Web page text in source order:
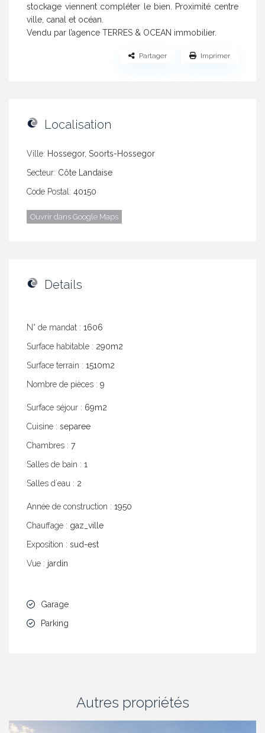
stockage viennent compléter le bien. Proximité centre
ville, canal et océan.
Vendu par l’agence TERRES & OCEAN immobilier.
Partager Imprimer
Localisation
Ville: Hossegor, Soorts-Hossegor
Secteur: Côte Landaise
Code Postal: 40150
Ouvrir dans Google Maps
Details
N° de mandat : 1606
Surface habitable : 290m2
Surface terrain : 1510m2
Nombre de pièces : 9
Surface séjour : 69m2
Cuisine : separee
Chambres : 7
Salles de bain : 1
Salles dʼeau : 2
Année de construction : 1950
Chauffage : gaz_ville
Exposition : sud-est
Vue : jardin
Garage
Parking
Autres propriétés